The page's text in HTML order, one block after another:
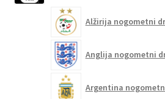
Alžirija nogometni
Anglija nogometni
Argentina